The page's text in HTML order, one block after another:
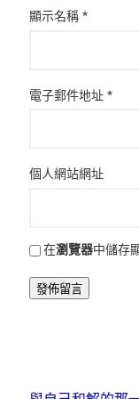
顯示名稱 *
電子郵件地址 *
個人網站網址
在瀏覽器中儲存